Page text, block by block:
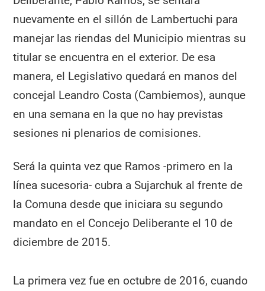
nuevamente en el sillón de Lambertuchi para
manejar las riendas del Municipio mientras su
titular se encuentra en el exterior. De esa
manera, el Legislativo quedará en manos del
concejal Leandro Costa (Cambiemos), aunque
en una semana en la que no hay previstas
sesiones ni plenarios de comisiones.
Será la quinta vez que Ramos -primero en la
línea sucesoria- cubra a Sujarchuk al frente de
la Comuna desde que iniciara su segundo
mandato en el Concejo Deliberante el 10 de
diciembre de 2015.
La primera vez fue en octubre de 2016, cuando